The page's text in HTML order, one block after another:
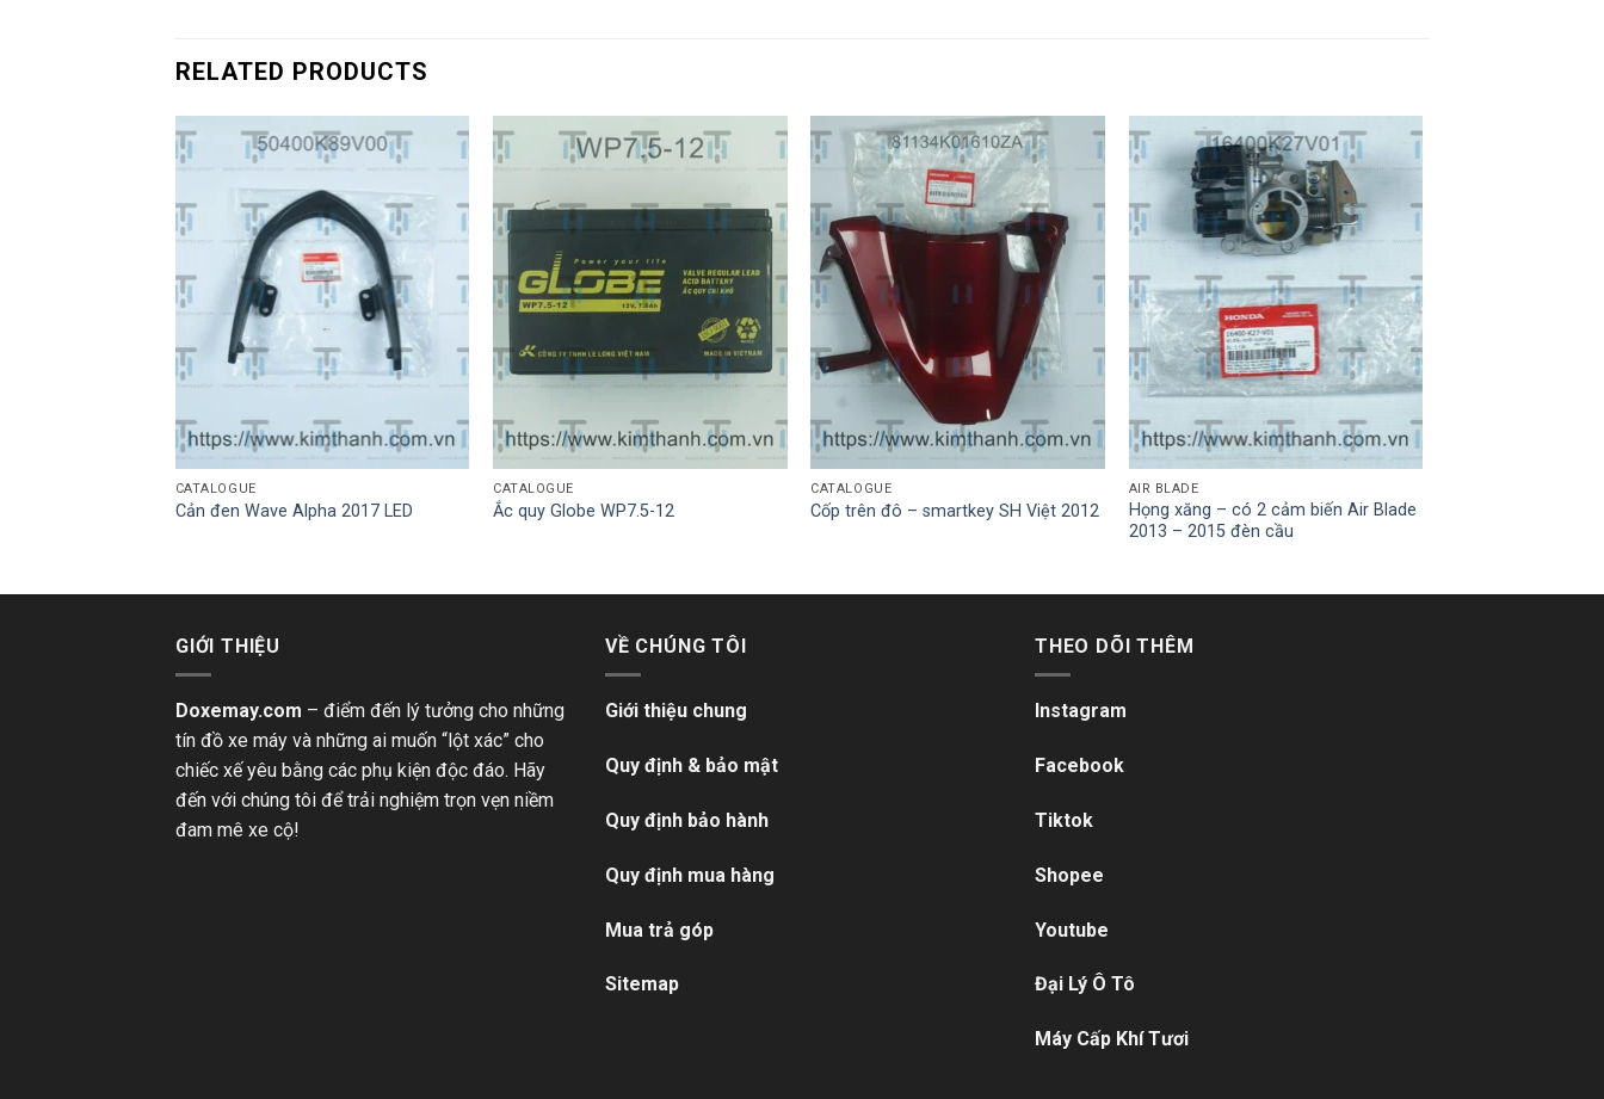
RELATED PRODUCTS
CATALOGUE
Cản đen Wave Alpha 2017 LED
CATALOGUE
Ắc quy Globe WP7.5-12
CATALOGUE
Cốp trên đô – smartkey SH Việt 2012
AIR BLADE
Họng xăng – có 2 cảm biến Air Blade
2013 – 2015 đèn cầu
GIỚI THIỆU
Doxemay.com – điểm đến lý tưởng cho những
tín đồ xe máy và những ai muốn “lột xác” cho
chiếc xế yêu bằng các phụ kiện độc đáo. Hãy
đến với chúng tôi để trải nghiệm trọn vẹn niềm
đam mê xe cộ!
VỀ CHÚNG TÔI
Giới thiệu chung
Quy định & bảo mật
Quy định bảo hành
Quy định mua hàng
Mua trả góp
Sitemap
THEO DÕI THÊM
Instagram
Facebook
Tiktok
Shopee
Youtube
Đại Lý Ô Tô
Máy Cấp Khí Tươi